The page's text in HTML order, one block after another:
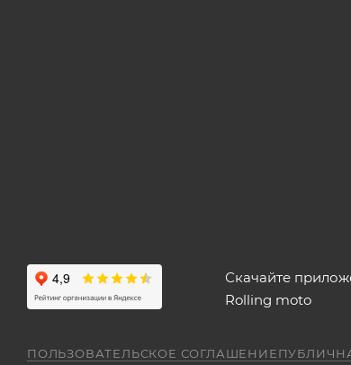
Скачайте
Rolling moto
ПОЛЬЗОВАТЕЛЬСКОЕ СОГЛАШЕНИЕ